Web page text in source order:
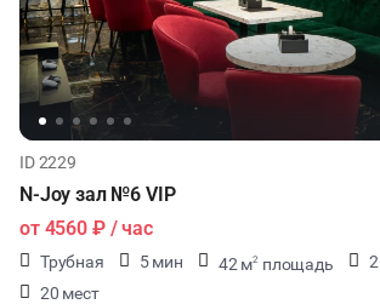
ID 2229
N-Joy зал №6 VIP
от 4560 ₽/ час
Трубная 5 мин 42 м2 площадь
20 мест